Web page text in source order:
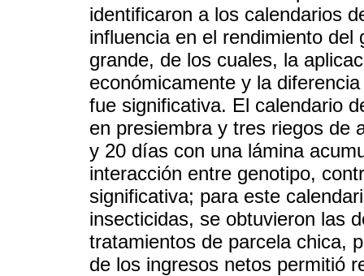
identificaron a los calendarios
influencia en el rendimiento
grande, de los cuales, la
económicamente y la
fue significativa. El calendario
en presiembra y tres riegos de
y 20 días con una lámina
interacción entre genotipo,
significativa; para este
insecticidas, se obtuvieron las
tratamientos de parcela chica,
de los ingresos netos permitió